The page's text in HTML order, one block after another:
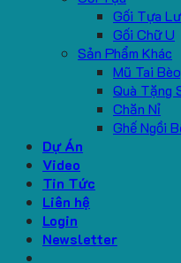
Gối Tựa
Gối Chữ U
Sản Phẩm Khác
Mũ Tai
Quà Tặng
Chăn Nỉ
Ghế Ngồi
Dự Án
Video
Tin Tức
Liên hệ
Login
Newsletter